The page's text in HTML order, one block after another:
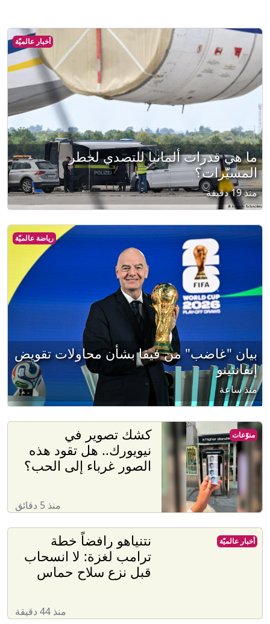
أخبار عالميّة
ما هي قدرات ألمانيا للتصدي لخطر
المسيّرات؟
منذ 19 دقيقة
رياضة عالميّة
بيان "غاضب" من فيفا بشأن محاولات تقويض
إنفانتينو
منذ ساعة
كشك تصوير في
نيويورك.. هل تقود هذه
الصور غرباء إلى الحب؟
منذ 5 دقائق
منوّعات
نتنياهو رافضاً خطة
ترامب لغزة: لا انسحاب
قبل نزع سلاح حماس
منذ 44 دقيقة
أخبار عالميّة